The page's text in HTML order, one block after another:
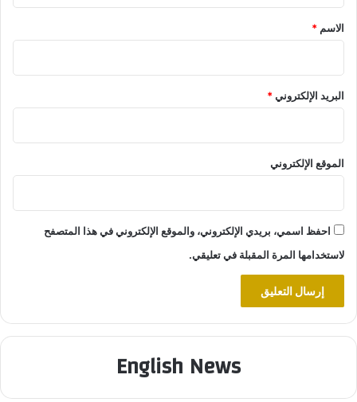
*
الاسم *
البريد الإلكتروني*
الموقع الإلكتروني
احفظ اسمي، بريدي الإلكتروني، والموقع الإلكتروني في هذا المتصفح
لاستخدامها المرة المقبلة في تعليقي.
English News